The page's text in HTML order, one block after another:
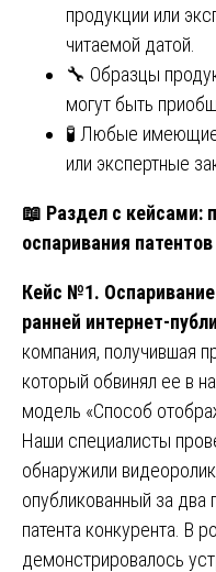
продукции или
читаемой датой.
🔧 Образцы
могут быть
🧪 Любые
или экспертные
📖 Раздел с кейсами:
оспаривания патентов
Кейс №1.
ранней интернет-
компания, получившая
который обвинял ее в
модель «Способ
Наши специалисты
обнаружили
опубликованный за два
патента конкурента. В
демонстрировалось